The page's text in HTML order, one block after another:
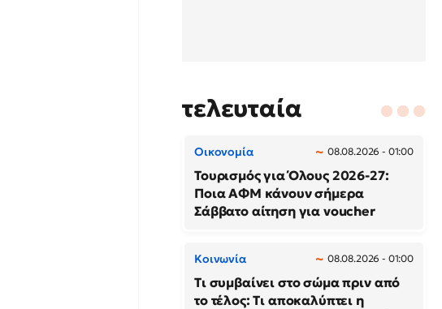
τελευταία
Οικονομία 08.08.2026 - 01:00
Τουρισμός για Όλους 2026-27:
Ποια ΑΦΜ κάνουν σήμερα
Σάββατο αίτηση για voucher
Κοινωνία 08.08.2026 - 01:00
Τι συμβαίνει στο σώμα πριν από
το τέλος: Τι αποκαλύπτει η